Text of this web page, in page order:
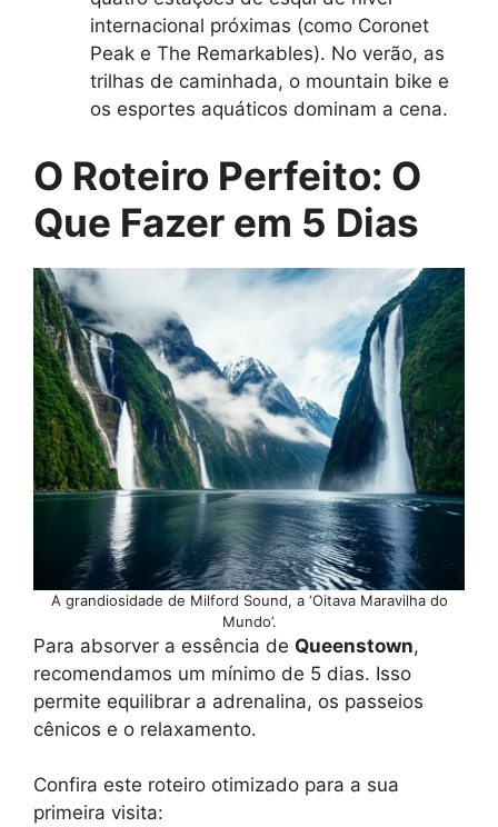
internacional próximas (como Coronet
Peak e The Remarkables). No verão, as
trilhas de caminhada, o mountain bike e
os esportes aquáticos dominam a cena.
O Roteiro Perfeito: O
Que Fazer em 5 Dias
A grandiosidade de Milford Sound, a ‘Oitava Maravilha do
Mundo’.
Para absorver a essência de Queenstown,
recomendamos um mínimo de 5 dias. Isso
permite equilibrar a adrenalina, os passeios
cênicos e o relaxamento.
Confira este roteiro otimizado para a sua
primeira visita: